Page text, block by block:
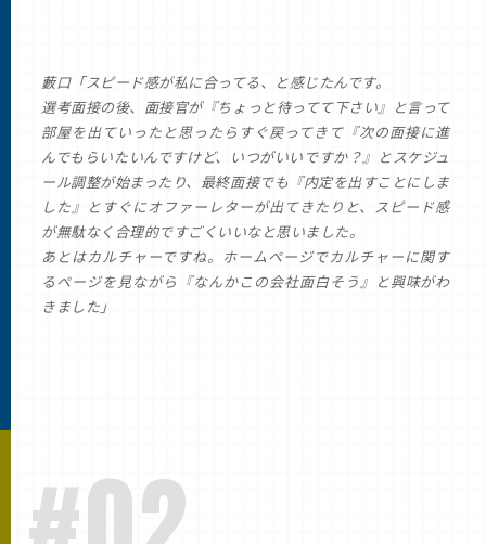
藪口「スピード感が私に合ってる、と感じたんです。
選考面接の後、面接官が『ちょっと待ってて下さい』と言って
部屋を出ていったと思ったらすぐ戻ってきて『次の面接に進
んでもらいたいんですけど、いつがいいですか？』とスケジュ
ール調整が始まったり、最終面接でも『内定を出すことにしま
した』とすぐにオファーレターが出てきたりと、スピード感
が無駄なく合理的ですごくいいなと思いました。
あとはカルチャーですね。ホームページでカルチャーに関す
るページを見ながら『なんかこの会社面白そう』と興味がわ
きました」